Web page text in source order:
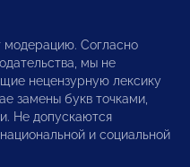
модерацию. Согласно
мы не
нецензурную лексику
замены букв точками,
Не допускаются
и социальной